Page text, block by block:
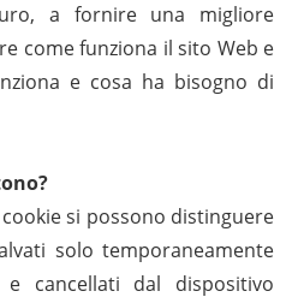
a fornire una migliore
come funziona il sito Web e
e cosa ha bisogno di
si possono distinguere
solo temporaneamente
cancellati dal dispositivo